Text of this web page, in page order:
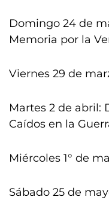
Domingo 24 de
Memoria por la
Viernes 29 de
Martes 2 de abril:
Caídos en la
Miércoles 1° de
Sábado 25 de